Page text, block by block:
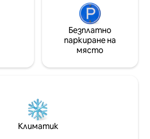
Безплатно
паркиране на
място
Климатик